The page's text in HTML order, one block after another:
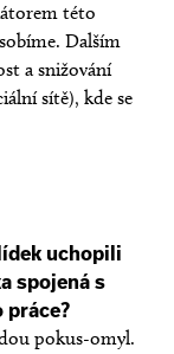
této
Dalším
a snižování
sítě), kde se
uchopili
spojená s
práce?
pokus-omyl.